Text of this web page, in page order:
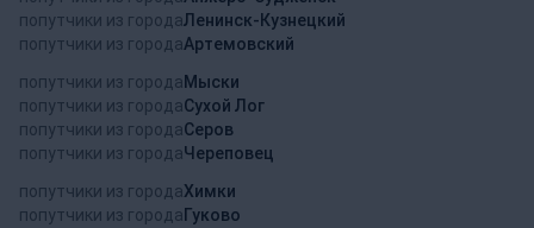
попутчики из городаЛенинск-Кузнецкий
попутчики из городаАртемовский
попутчики из города Мыски
попутчики из городаСухой Лог
попутчики из городаСеров
попутчики из городаЧереповец
попутчики из городаХимки
попутчики из города Гуково